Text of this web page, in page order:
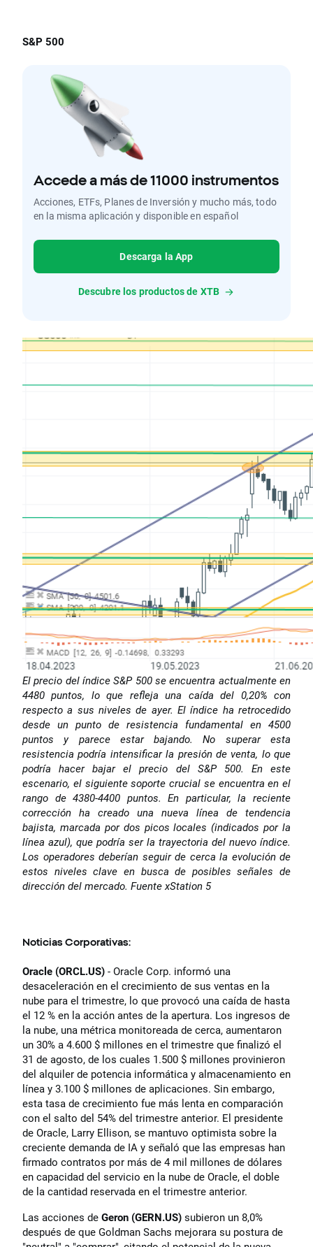
S&P 500
Accede a más de 11000 instrumentos
Acciones, ETFs, Planes de Inversión y mucho más, todo
en la misma aplicación y disponible en español
Descarga la App
Descubre los productos de XTB
El precio del índice S&P 500 se encuentra actualmente en
4480 puntos, lo que refleja una caída del 0,20% con
respecto a sus niveles de ayer. El índice ha retrocedido
desde un punto de resistencia fundamental en 4500
puntos y parece estar bajando. No superar esta
resistencia podría intensificar la presión de venta, lo que
podría hacer bajar el precio del S&P 500. En este
escenario, el siguiente soporte crucial se encuentra en el
rango de 4380-4400 puntos. En particular, la reciente
corrección ha creado una nueva línea de tendencia
bajista, marcada por dos picos locales (indicados por la
línea azul), que podría ser la trayectoria del nuevo índice.
Los operadores deberían seguir de cerca la evolución de
estos niveles clave en busca de posibles señales de
dirección del mercado. Fuente xStation 5
Noticias Corporativas:
Oracle (ORCL.US) - Oracle Corp. informó una
desaceleración en el crecimiento de sus ventas en la
nube para el trimestre, lo que provocó una caída de hasta
el 12 % en la acción antes de la apertura. Los ingresos de
la nube, una métrica monitoreada de cerca, aumentaron
un 30% a 4.600 $ millones en el trimestre que finalizó el
31 de agosto, de los cuales 1.500 $ millones provinieron
del alquiler de potencia informática y almacenamiento en
línea y 3.100 $ millones de aplicaciones. Sin embargo,
esta tasa de crecimiento fue más lenta en comparación
con el salto del 54% del trimestre anterior. El presidente
de Oracle, Larry Ellison, se mantuvo optimista sobre la
creciente demanda de IA y señaló que las empresas han
firmado contratos por más de 4 mil millones de dólares
en capacidad del servicio en la nube de Oracle, el doble
de la cantidad reservada en el trimestre anterior.
Las acciones de Geron (GERN.US) subieron un 8,0%
después de que Goldman Sachs mejorara su postura de